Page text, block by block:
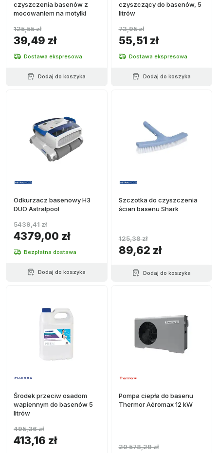
czyszczenia basenów z
mocowaniem na motylki
39,49 zł
125,55 zł
Dostawa ekspresowa
Dodaj do koszyka
czyszczący do basenów, 5
litrów
55,51 zł
73,95 zł
Dostawa ekspresowa
Dodaj do koszyka
Odkurzacz basenowy H3
DUO Astralpool
4379,00 zł
5439,41 zł
Bezpłatna dostawa
Dodaj do koszyka
Szczotka do czyszczenia
ścian basenu Shark
89,62 zł
125,38 zł
Dodaj do koszyka
Środek przeciw osadom
wapiennym do basenów 5
litrów
413,16 zł
495,36 zł
Pompa ciepła do basenu
Thermor Aéromax 12 kW
20 578,29 zł